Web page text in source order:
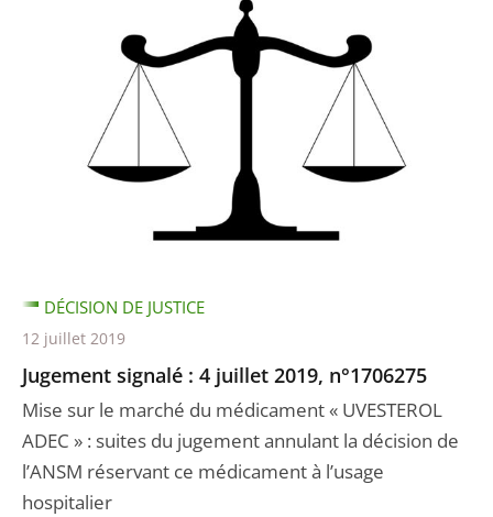
Jugement signalé : 4 juillet 2019, n°1706275
Mise sur le marché du médicament « UVESTEROL
ADEC » : suites du jugement annulant la décision de
l’ANSM réservant ce médicament à l’usage
hospitalier
DÉCISION DE JUSTICE
12 juillet 2019